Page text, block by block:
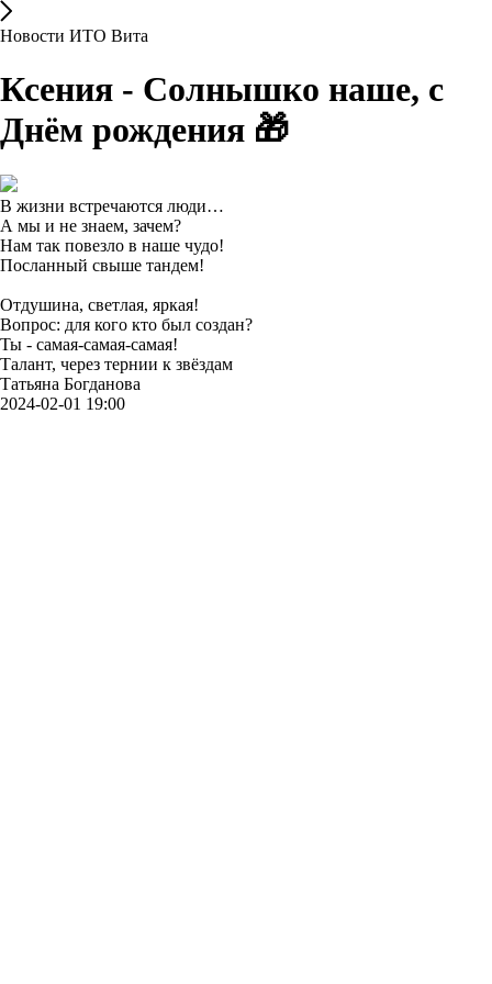
Новости ИТО Вита
Ксения - Солнышко наше, с
Днём рождения 🎁
В жизни встречаются люди…
А мы и не знаем, зачем?
Нам так повезло в наше чудо!
Посланный свыше тандем!
Отдушина, светлая, яркая!
Вопрос: для кого кто был создан?
Ты - самая-самая-самая!
Талант, через тернии к звёздам
Татьяна Богданова
2024-02-01 19:00